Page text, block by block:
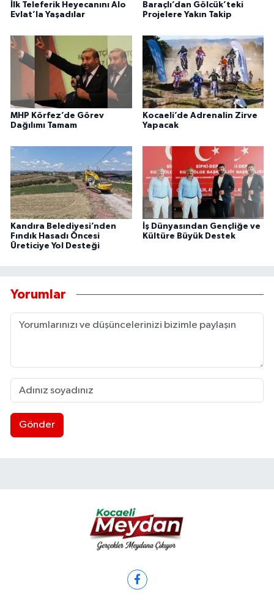
İlk Teleferik Heyecanını Alo
Evlat’la Yaşadılar
Baraçlı’dan Gölcük’teki
Projelere Yakın Takip
MHP Körfez’de Görev
Dağılımı Tamam
Kocaeli’de Adrenalin Zirve
Yapacak
Kandıra Belediyesi’nden
Fındık Hasadı Öncesi
Üreticiye Yol Desteği
İş Dünyasından Gençliğe ve
Kültüre Büyük Destek
Yorumlar
Gönder